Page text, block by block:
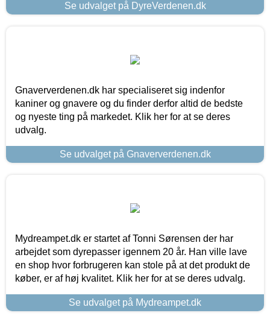
Se udvalget på DyreVerdenen.dk
Gnaververdenen.dk har specialiseret sig indenfor
kaniner og gnavere og du finder derfor altid de bedste
og nyeste ting på markedet. Klik her for at se deres
udvalg.
Se udvalget på Gnaververdenen.dk
Mydreampet.dk er startet af Tonni Sørensen der har
arbejdet som dyrepasser igennem 20 år. Han ville lave
en shop hvor forbrugeren kan stole på at det produkt de
køber, er af høj kvalitet. Klik her for at se deres udvalg.
Se udvalget på Mydreampet.dk